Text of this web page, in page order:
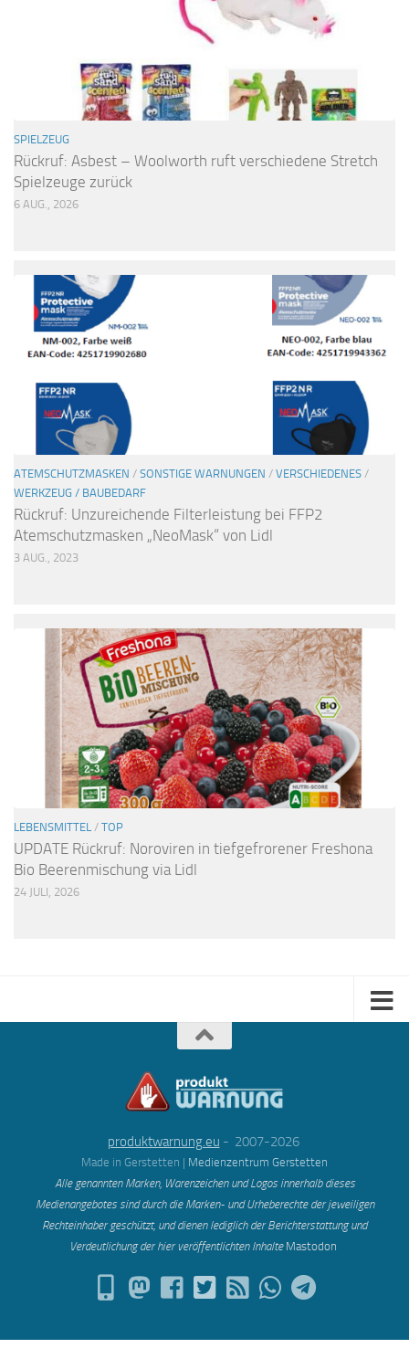
SPIELZEUG
Rückruf: Asbest – Woolworth ruft verschiedene Stretch
Spielzeuge zurück
6 AUG., 2026
ATEMSCHUTZMASKEN / SONSTIGE WARNUNGEN / VERSCHIEDENES /
WERKZEUG / BAUBEDARF
Rückruf: Unzureichende Filterleistung bei FFP2
Atemschutzmasken „NeoMask“ von Lidl
3 AUG., 2023
LEBENSMITTEL / TOP
UPDATE Rückruf: Noroviren in tiefgefrorener Freshona
Bio Beerenmischung via Lidl
24 JULI, 2026
produktwarnung.eu - 2007-2026
Made in Gerstetten | Medienzentrum Gerstetten
Alle genannten Marken, Warenzeichen und Logos innerhalb dieses
Medienangebotes sind durch die Marken- und Urheberechte der jeweiligen
Rechteinhaber geschützt, und dienen lediglich der Berichterstattung und
Verdeutlichung der hier veröffentlichten Inhalte Mastodon